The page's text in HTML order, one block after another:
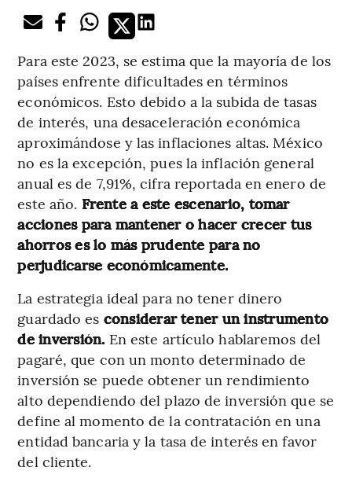
Para este 2023, se estima que la mayoría de los
países enfrente dificultades en términos
económicos. Esto debido a la subida de tasas
de interés, una desaceleración económica
aproximándose y las inflaciones altas. México
no es la excepción, pues la inflación general
anual es de 7,91%, cifra reportada en enero de
este año. Frente a este escenario, tomar
acciones para mantener o hacer crecer tus
ahorros es lo más prudente para no
perjudicarse económicamente.
La estrategia ideal para no tener dinero
guardado es considerar tener un instrumento
de inversión. En este artículo hablaremos del
pagaré, que con un monto determinado de
inversión se puede obtener un rendimiento
alto dependiendo del plazo de inversión que se
define al momento de la contratación en una
entidad bancaria y la tasa de interés en favor
del cliente.